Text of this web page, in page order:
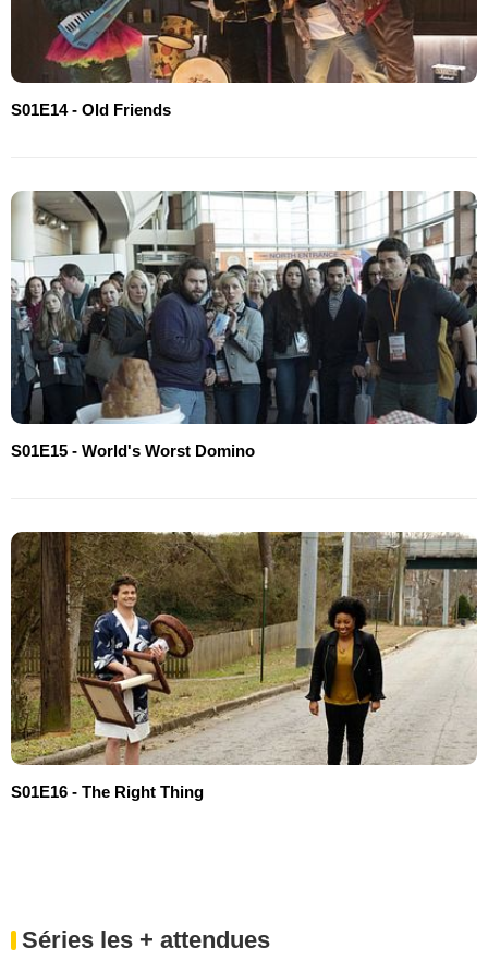
S01E14 - Old Friends
S01E15 - World's Worst Domino
S01E16 - The Right Thing
Séries les + attendues